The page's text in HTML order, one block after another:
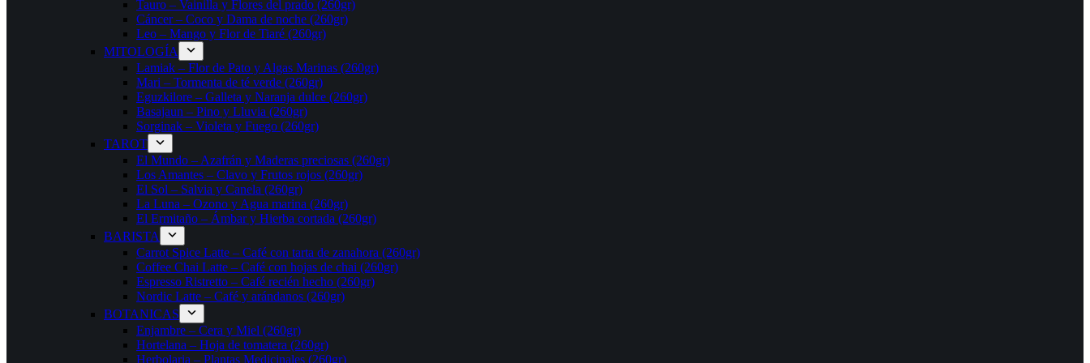
Tauro – Vainilla y Flores del prado (260gr)
Cáncer – Coco y Dama de noche (260gr)
Leo – Mango y Flor de Tiaré (260gr)
MITOLOGÍA
Lamiak – Flor de Pato y Algas Marinas (260gr)
Mari – Tormenta de té verde (260gr)
Eguzkilore – Galleta y Naranja dulce (260gr)
Basajaun – Pino y Lluvia (260gr)
Sorginak – Violeta y Fuego (260gr)
TAROT
El Mundo – Azafrán y Maderas preciosas (260gr)
Los Amantes – Clavo y Frutos rojos (260gr)
El Sol – Salvia y Canela (260gr)
La Luna – Ozono y Agua marina (260gr)
El Ermitaño – Ámbar y Hierba cortada (260gr)
BARISTA
Carrot Spice Latte – Café con tarta de zanahora (260gr)
Coffee Chai Latte – Café con hojas de chai (260gr)
Espresso Ristretto – Café recién hecho (260gr)
Nordic Latte – Café y arándanos (260gr)
BOTANICAS
Enjambre – Cera y Miel (260gr)
Hortelana – Hoja de tomatera (260gr)
Herbolaria – Plantas Medicinales (260gr)